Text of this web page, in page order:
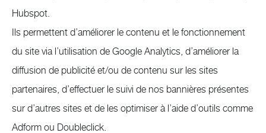
Hubspot.
Ils permettent d’améliorer le contenu et le fonctionnement
du site via l’utilisation de Google Analytics, d’améliorer la
diffusion de publicité et/ou de contenu sur les sites
partenaires, d’effectuer le suivi de nos bannières présentes
sur d’autres sites et de les optimiser à l’aide d’outils comme
Adform ou Doubleclick.